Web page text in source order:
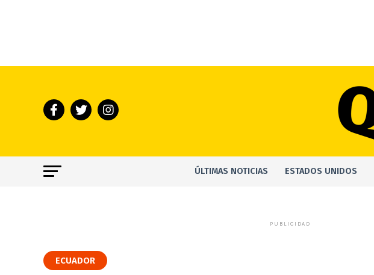
ÚLTIMAS NOTICIAS ESTADOS UNIDOS
PUBLICIDAD
ECUADOR